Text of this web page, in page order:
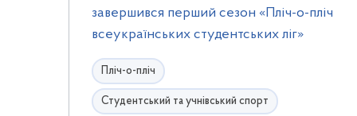
завершився перший сезон «Пліч-о-пліч
всеукраїнських студентських ліг»
Пліч-о-пліч
Студентський та учнівський спорт